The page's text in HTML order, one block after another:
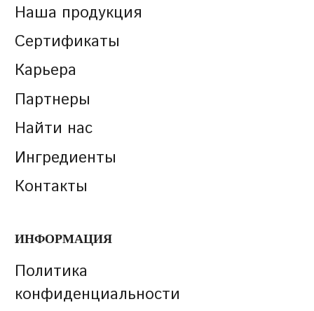
Наша продукция
Сертификаты
Карьера
Партнеры
Найти нас
Ингредиенты
Контакты
ИНФОРМАЦИЯ
Политика
конфиденциальности